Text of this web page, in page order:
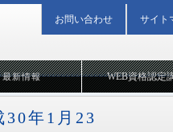
最新情報
30年1月23
WEB資格認定
お問い合わせ サイト